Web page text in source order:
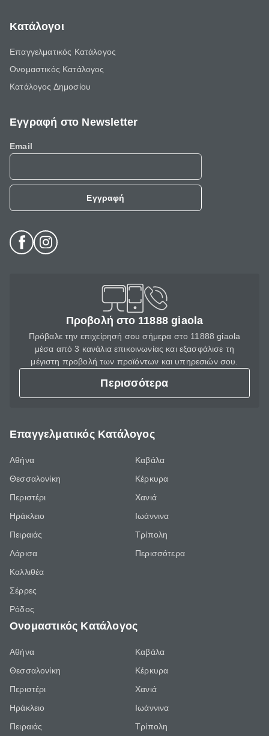
Κατάλογοι
Επαγγελματικός Κατάλογος
Ονομαστικός Κατάλογος
Κατάλογος Δημοσίου
Εγγραφή στο Newsletter
Email
Εγγραφή
Προβολή στο 11888 giaola
Πρόβαλε την επιχείρησή σου σήμερα στο 11888 giaola
μέσα από 3 κανάλια επικοινωνίας και εξασφάλισε τη
μέγιστη προβολή των προϊόντων και υπηρεσιών σου.
Περισσότερα
Επαγγελματικός Κατάλογος
Αθήνα
Θεσσαλονίκη
Περιστέρι
Ηράκλειο
Πειραιάς
Λάρισα
Καλλιθέα
Σέρρες
Ρόδος
Καβάλα
Κέρκυρα
Χανιά
Ιωάννινα
Τρίπολη
Περισσότερα
Ονομαστικός Κατάλογος
Αθήνα
Θεσσαλονίκη
Περιστέρι
Ηράκλειο
Πειραιάς
Καβάλα
Κέρκυρα
Χανιά
Ιωάννινα
Τρίπολη